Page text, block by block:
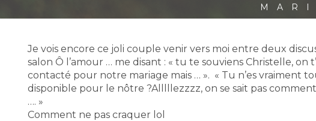
Je vois encore ce joli couple venir vers moi entre deux
salon Ô l’amour … me disant : « tu te souviens Christelle, on
contacté pour notre mariage mais … ». « Tu n’es vraiment
disponible pour le nôtre ?Alllllezzzz, on se sait pas
…. »
Comment ne pas craquer lol